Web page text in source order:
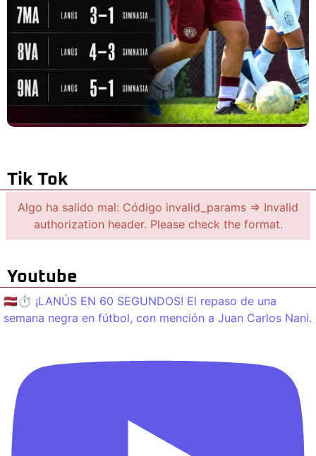
Tik Tok
Algo ha salido mal: Código invalid_params => Invalid
authorization header. Please check the format.
Youtube
🇱🇻⏱️ ¡LANÚS EN 60 SEGUNDOS! El repaso de una
semana negra en fútbol, con mención a Juan Carlos Nani.